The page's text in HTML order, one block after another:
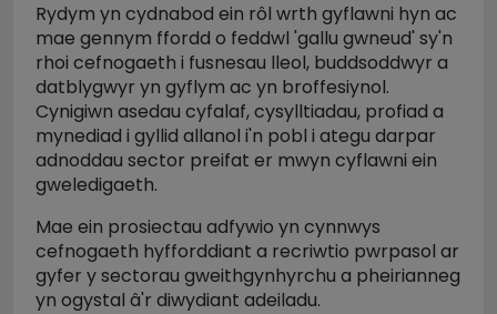
Rydym yn cydnabod ein rôl wrth gyflawni hyn ac
mae gennym ffordd o feddwl 'gallu gwneud' sy'n
rhoi cefnogaeth i fusnesau lleol, buddsoddwyr a
datblygwyr yn gyflym ac yn broffesiynol.
Cynigiwn asedau cyfalaf, cysylltiadau, profiad a
mynediad i gyllid allanol i'n pobl i ategu darpar
adnoddau sector preifat er mwyn cyflawni ein
gweledigaeth.
Mae ein prosiectau adfywio yn cynnwys
cefnogaeth hyfforddiant a recriwtio pwrpasol ar
gyfer y sectorau gweithgynhyrchu a pheirianneg
yn ogystal â'r diwydiant adeiladu.